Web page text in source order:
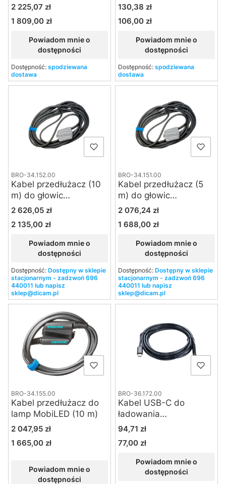
Cena
2 225,07 zł
Cena
1 809,00 zł
Powiadom mnie o
dostępności
Dostępność: spodziewana
dostawa
Cena
130,38 zł
Cena
106,00 zł
Powiadom mnie o
dostępności
Dostępność: spodziewana
dostawa
BRO-34.152.00
Kabel przedłużacz (10
m) do głowic
błyskowych Broncolor
max.3200J
Cena
2 626,05 zł
Cena
2 135,00 zł
Powiadom mnie o
dostępności
Dostępność: Dostępny w sklepie
stacjonarnym - zadzwoń 696
440011 lub napisz
sklep@dicam.pl
BRO-34.151.00
Kabel przedłużacz (5
m) do głowic
błyskowych Broncolor
max. 3200J
Cena
2 076,24 zł
Cena
1 688,00 zł
Powiadom mnie o
dostępności
Dostępność: Dostępny w sklepie
stacjonarnym - zadzwoń 696
440011 lub napisz
sklep@dicam.pl
BRO-34.155.00
Kabel przedłużacz do
lamp MobiLED (10 m)
Cena
2 047,95 zł
Cena
1 665,00 zł
Powiadom mnie o
dostępności
BRO-36.172.00
Kabel USB-C do
ładowania
akumulatorów lamp
Broncolor Stelos 800 L
Cena
94,71 zł
Cena
77,00 zł
Powiadom mnie o
dostępności